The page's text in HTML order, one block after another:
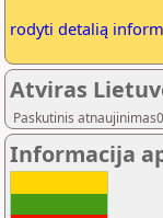
rodyti detalią
Atviras
Paskutinis
Informacija